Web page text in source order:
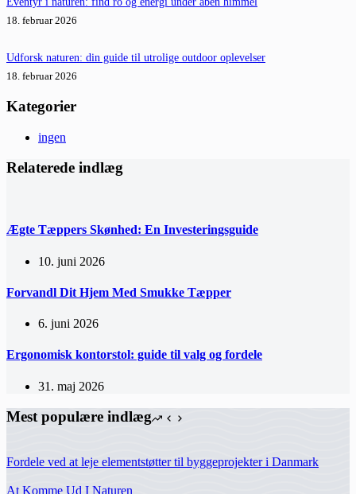
18. februar 2026
Udforsk naturen: din guide til utrolige outdoor oplevelser
18. februar 2026
Kategorier
ingen
Relaterede indlæg
Ægte Tæppers Skønhed: En Investeringsguide
10. juni 2026
Forvandl Dit Hjem Med Smukke Tæpper
6. juni 2026
Ergonomisk kontorstol: guide til valg og fordele
31. maj 2026
Mest populære indlæg
Fordele ved at leje elementstøtter til byggeprojekter i Danmark
At Komme Ud I Naturen